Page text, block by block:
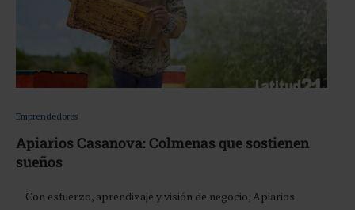
Emprendedores
Apiarios Casanova: Colmenas que sostienen
sueños
Con esfuerzo, aprendizaje y visión de negocio, Apiarios